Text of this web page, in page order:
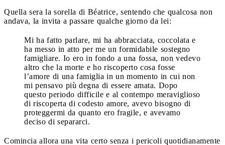
Quella sera la sorella di Béatrice, sentendo che qualcosa non
andava, la invita a passare qualche giorno da lei:
Mi ha fatto parlare, mi ha abbracciata, coccolata e
ha messo in atto per me un formidabile sostegno
famigliare. Io ero in fondo a una fossa, non vedevo
altro che la morte e ho riscoperto cosa fosse
l’amore di una famiglia in un momento in cui non
mi pensavo più degna di essere amata. Dopo
questo periodo difficile e al contempo meraviglioso
di riscoperta di codesto amore, avevo bisogno di
proteggermi da quanto ero fragile, e avevamo
deciso di separarci.
Comincia allora una vita certo senza i pericoli quotidianamente